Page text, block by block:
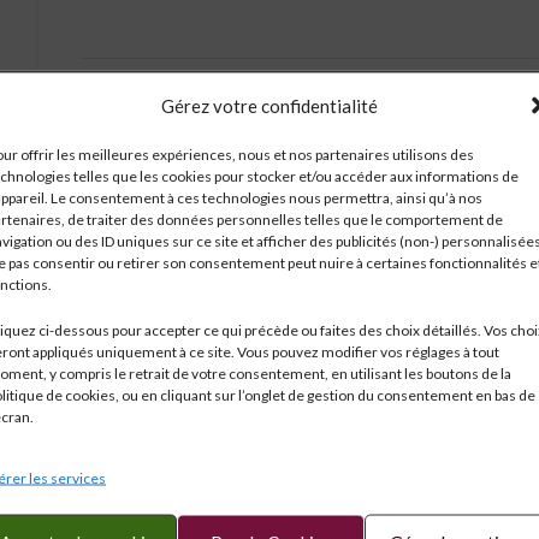
Gérez votre confidentialité
offrir les meilleures expériences, nous et nos partenaires utilisons des
telles que les cookies pour stocker et/ou accéder aux informations de
Le consentement à ces technologies nous permettra, ainsi qu’à nos
de traiter des données personnelles telles que le comportement de
ou des ID uniques sur ce site et afficher des publicités (non-) personnalisées.
pas consentir ou retirer son consentement peut nuire à certaines fonctionnalités
ci-dessous pour accepter ce qui précède ou faites des choix détaillés. Vos
appliqués uniquement à ce site. Vous pouvez modifier vos réglages à tout
y compris le retrait de votre consentement, en utilisant les boutons de la
de cookies, ou en cliquant sur l’onglet de gestion du consentement en bas de
les services
Étiquettes : 0.75 l,13°
Partagé
LE DOMAINE EXPÉDITION